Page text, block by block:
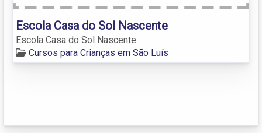
Escola Casa do Sol Nascente
Escola Casa do Sol Nascente
Cursos para Crianças em São Luís